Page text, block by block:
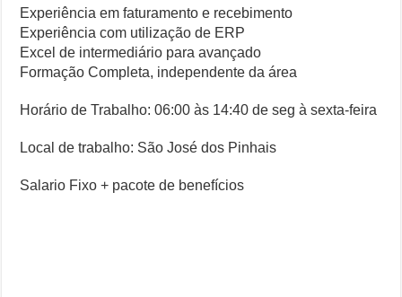
Experiência em faturamento e recebimento
Experiência com utilização de ERP
Excel de intermediário para avançado
Formação Completa, independente da área
Horário de Trabalho: 06:00 às 14:40 de seg à sexta-feira
Local de trabalho: São José dos Pinhais
Salario Fixo + pacote de benefícios